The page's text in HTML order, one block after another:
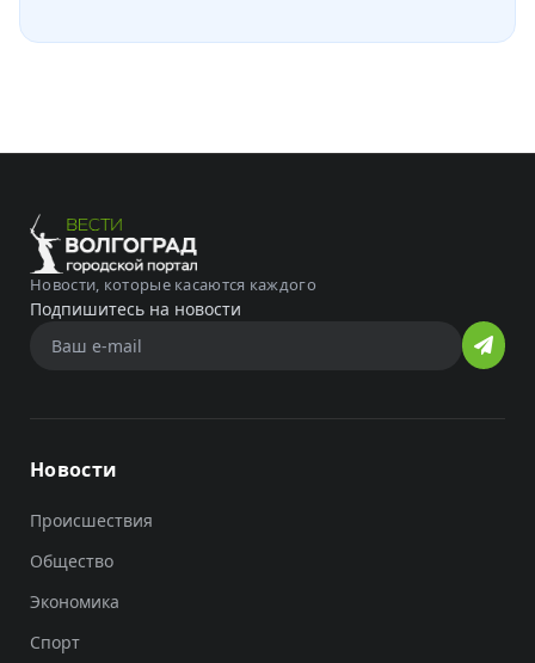
Новости, которые касаются каждого
Подпишитесь на новости
Новости
Происшествия
Общество
Экономика
Спорт